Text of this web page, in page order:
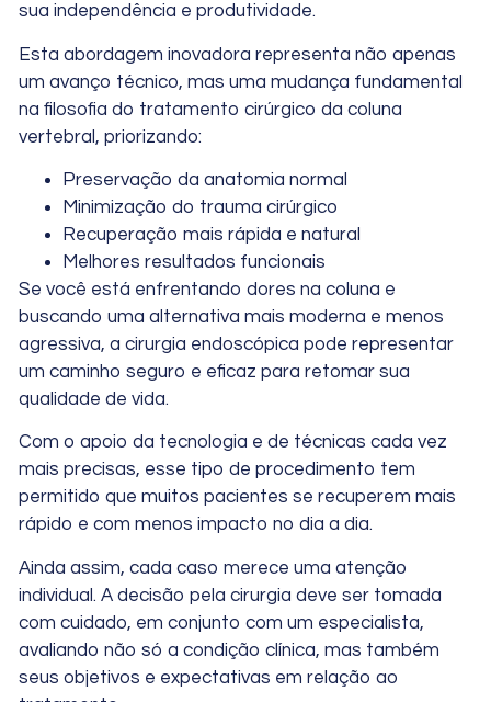
sua independência e produtividade.
Esta abordagem inovadora representa não apenas
um avanço técnico, mas uma mudança fundamental
na filosofia do tratamento cirúrgico da coluna
vertebral, priorizando:
Preservação da anatomia normal
Minimização do trauma cirúrgico
Recuperação mais rápida e natural
Melhores resultados funcionais
Se você está enfrentando dores na coluna e
buscando uma alternativa mais moderna e menos
agressiva, a cirurgia endoscópica pode representar
um caminho seguro e eficaz para retomar sua
qualidade de vida.
Com o apoio da tecnologia e de técnicas cada vez
mais precisas, esse tipo de procedimento tem
permitido que muitos pacientes se recuperem mais
rápido e com menos impacto no dia a dia.
Ainda assim, cada caso merece uma atenção
individual. A decisão pela cirurgia deve ser tomada
com cuidado, em conjunto com um especialista,
avaliando não só a condição clínica, mas também
seus objetivos e expectativas em relação ao